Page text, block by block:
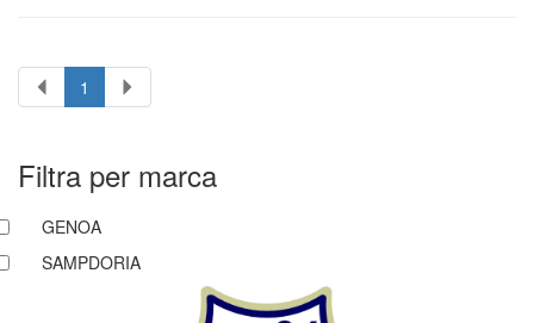
1
Filtra per marca
GENOA
SAMPDORIA